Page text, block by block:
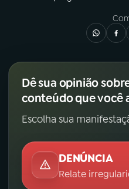
Dê sua opinião
conteúdo que você
Escolha sua
DENÚNCIA
Relate